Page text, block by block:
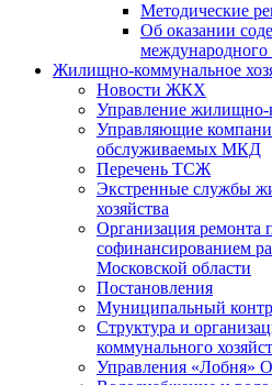
Методические
Об оказании
Жилищно-коммунальное
Новости ЖКХ
Управление жилищно-
Управляющие
обслуживаемых МКД
Перечень ТСЖ
Экстренные службы
хозяйства
Организация ремонта
софинансированием
Московской области
Постановления
Муниципальный
Структура и
коммунального
Управления